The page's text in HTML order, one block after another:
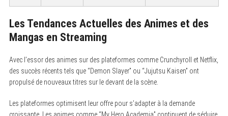
Les Tendances Actuelles des Animes et des
Mangas en Streaming
Avec l’essor des animes sur des plateformes comme Crunchyroll et Netflix,
des succès récents tels que “Demon Slayer” ou “Jujutsu Kaisen” ont
propulsé de nouveaux titres sur le devant de la scène.
Les plateformes optimisent leur offre pour s’adapter à la demande